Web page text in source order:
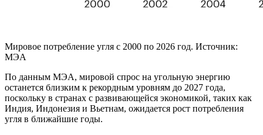
Мировое потребление угля с 2000 по 2026 год. Источник:
МЭА
По данным МЭА, мировой спрос на угольную энергию
останется близким к рекордным уровням до 2027 года,
поскольку в странах с развивающейся экономикой, таких как
Индия, Индонезия и Вьетнам, ожидается рост потребления
угля в ближайшие годы.